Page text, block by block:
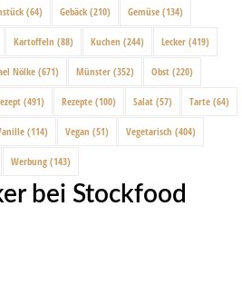
(64) Gebäck (210) Gemüse (134)
Kartoffeln (88) Kuchen (244) Lecker (419)
Nölke (671) Münster (352) Obst (220)
(491) Rezepte (100) Salat (57) Tarte (64)
(114) Vegan (51) Vegetarisch (404)
Werbung (143)
bei Stockfood